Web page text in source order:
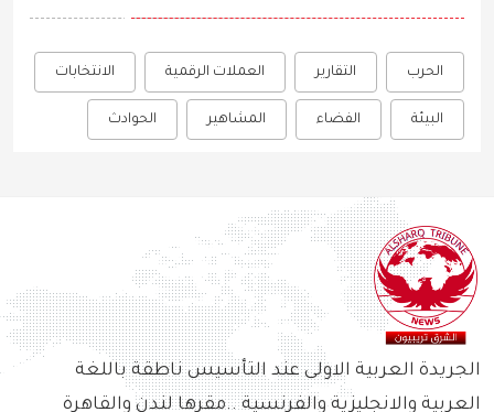
الحرب التقارير العملات الرقمية الانتخابات
البيئة الفضاء المشاهير الحوادث
الجريدة العربية الاولى عند التأسيس ناطقة باللغة
العربية والانجليزية والفرنسية ..مقرها لندن والقاهرة